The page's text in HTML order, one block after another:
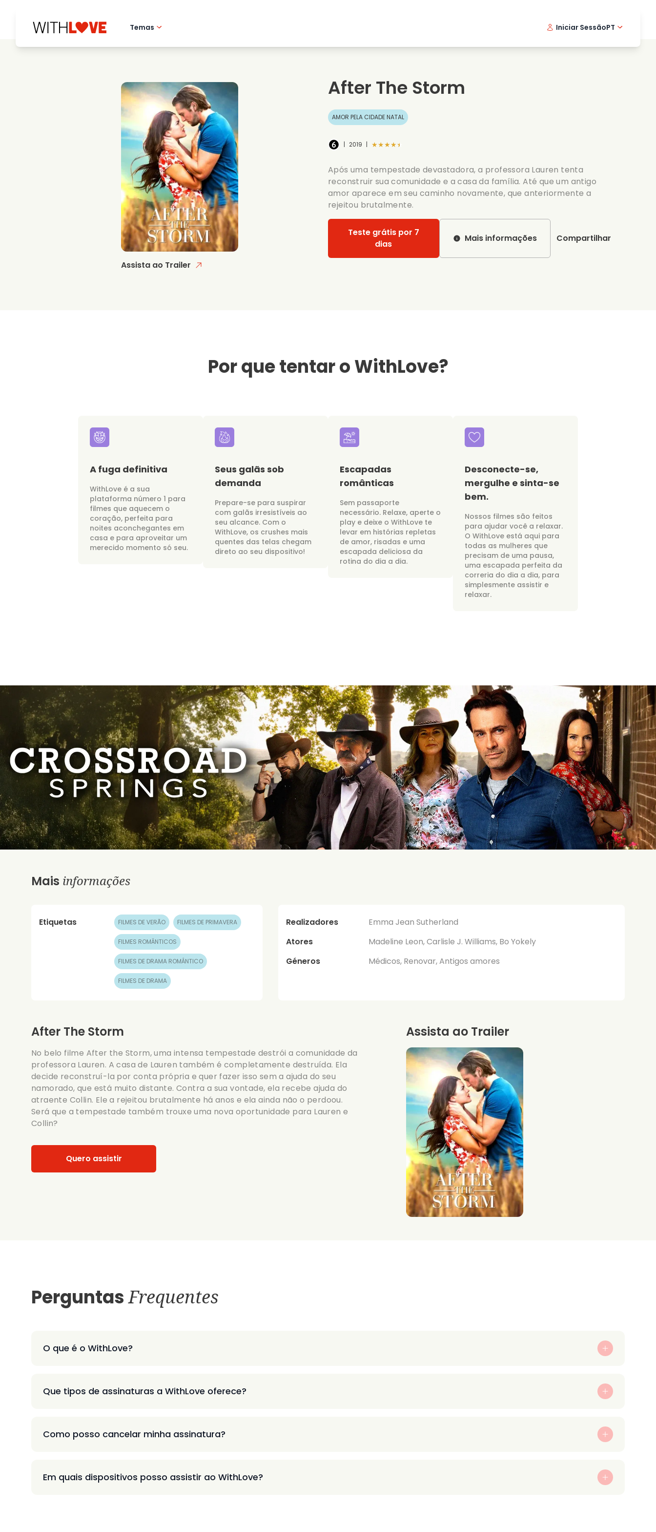
Temas
Misterios
Filmes de data
Series romanticas
Iniciar SessãoPT
Assista ao Trailer
After The Storm
AMOR PELA CIDADE NATAL
| 2019 | ★★★★★
Após uma tempestade devastadora, a professora Lauren tenta
reconstruir sua comunidade e a casa da família. Até que um antigo
amor aparece em seu caminho novamente, que anteriormente a
rejeitou brutalmente.
Teste grátis por 7
dias
Mais informações Compartilhar
Por que tentar o WithLove?
A fuga definitiva
WithLove é a sua
plataforma número 1 para
filmes que aquecem o
coração, perfeita para
noites aconchegantes em
casa e para aproveitar um
merecido momento só seu.
Seus galãs sob
demanda
Prepare-se para suspirar
com galãs irresistíveis ao
seu alcance. Com o
WithLove, os crushes mais
quentes das telas chegam
direto ao seu dispositivo!
Escapadas
românticas
Sem passaporte
necessário. Relaxe, aperte o
play e deixe o WithLove te
levar em histórias repletas
de amor, risadas e uma
escapada deliciosa da
rotina do dia a dia.
Desconecte-se,
mergulhe e sinta-se
bem.
Nossos filmes são feitos
para ajudar você a relaxar.
O WithLove está aqui para
todas as mulheres que
precisam de uma pausa,
uma escapada perfeita da
correria do dia a dia, para
simplesmente assistir e
relaxar.
Mais informações
Etiquetas FILMES DE VERÃO FILMES DE PRIMAVERA
FILMES ROMÂNTICOS
FILMES DE DRAMA ROMÂNTICO
FILMES DE DRAMA
Realizadores
Emma Jean Sutherland
Atores
Madeline Leon, Carlisle J. Williams, Bo Yokely
Géneros
Médicos, Renovar, Antigos amores
After The Storm
No belo filme After the Storm, uma intensa tempestade destrói a comunidade da
professora Lauren. A casa de Lauren também é completamente destruída. Ela
decide reconstruí-la por conta própria e quer fazer isso sem a ajuda do seu
namorado, que está muito distante. Contra a sua vontade, ela recebe ajuda do
atraente Collin. Ele a rejeitou brutalmente há anos e ela ainda não o perdoou.
Será que a tempestade também trouxe uma nova oportunidade para Lauren e
Collin?
Quero assistir
Assista ao Trailer
PerguntasFrequentes
O que é o WithLove?
Que tipos de assinaturas a WithLove oferece?
Como posso cancelar minha assinatura?
Em quais dispositivos posso assistir ao WithLove?